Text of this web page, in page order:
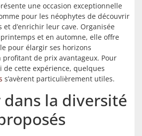
une occasion exceptionnelle
pour les néophytes de découvrir
et d’enrichir leur cave. Organisée
et en automne, elle offre
pour élargir ses horizons
de prix avantageux. Pour
cette expérience, quelques
s’avèrent particulièrement utiles.
la diversité